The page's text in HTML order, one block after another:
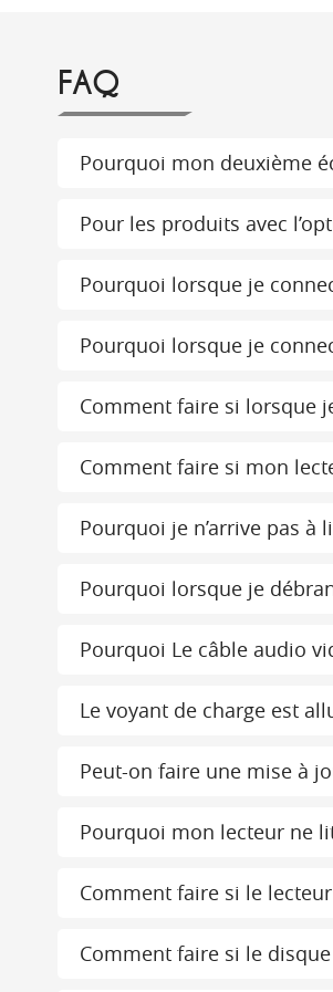
FAQ
Pourquoi mon deuxième
Pour les produits avec
Pourquoi lorsque je
Pourquoi lorsque je
Comment faire si lorsque
Comment faire si mon
Pourquoi je n’arrive pas à
Pourquoi lorsque je
Pourquoi Le câble audio
Le voyant de charge est
Peut-on faire une mise à
Pourquoi mon lecteur ne
Comment faire si le
Comment faire si le disque